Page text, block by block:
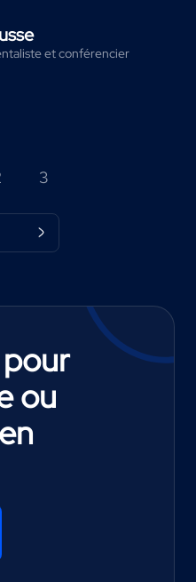
et conférencier
3
ou